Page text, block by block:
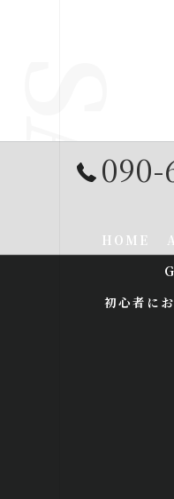
090-
HOME
初心者に